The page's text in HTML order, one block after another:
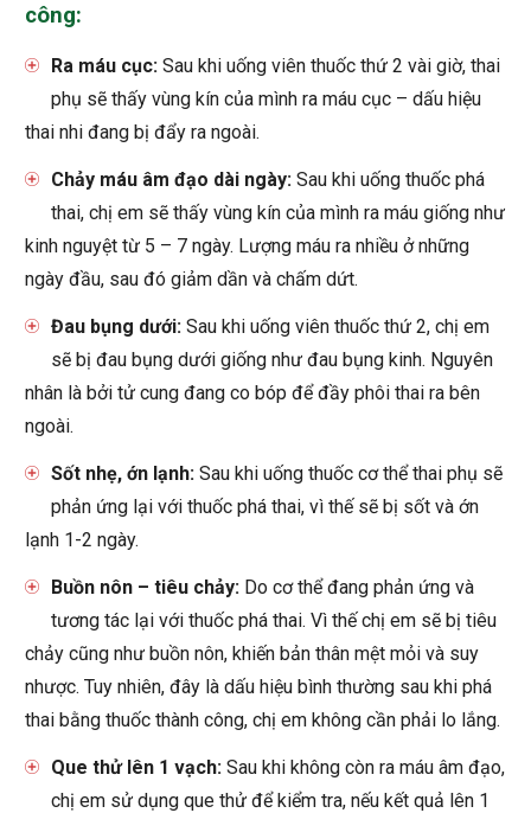
công:
Ra máu cục: Sau khi uống viên thuốc thứ 2 vài giờ, thai
phụ sẽ thấy vùng kín của mình ra máu cục – dấu hiệu
thai nhi đang bị đẩy ra ngoài.
Chảy máu âm đạo dài ngày: Sau khi uống thuốc phá
thai, chị em sẽ thấy vùng kín của mình ra máu giống như
kinh nguyệt từ 5 – 7 ngày. Lượng máu ra nhiều ở những
ngày đầu, sau đó giảm dần và chấm dứt.
Đau bụng dưới: Sau khi uống viên thuốc thứ 2, chị em
sẽ bị đau bụng dưới giống như đau bụng kinh. Nguyên
nhân là bởi tử cung đang co bóp để đầy phôi thai ra bên
ngoài.
Sốt nhẹ, ớn lạnh: Sau khi uống thuốc cơ thể thai phụ sẽ
phản ứng lại với thuốc phá thai, vì thế sẽ bị sốt và ớn
lạnh 1-2 ngày.
Buồn nôn – tiêu chảy: Do cơ thể đang phản ứng và
tương tác lại với thuốc phá thai. Vì thế chị em sẽ bị tiêu
chảy cũng như buồn nôn, khiến bản thân mệt mỏi và suy
nhược. Tuy nhiên, đây là dấu hiệu bình thường sau khi phá
thai bằng thuốc thành công, chị em không cần phải lo lắng.
Que thử lên 1 vạch: Sau khi không còn ra máu âm đạo,
chị em sử dụng que thử để kiểm tra, nếu kết quả lên 1